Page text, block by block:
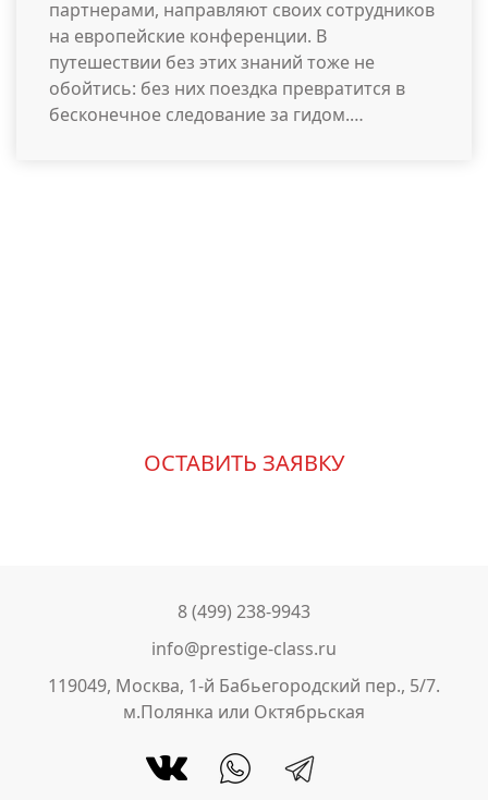
партнерами, направляют своих сотрудников
на европейские конференции. В
путешествии без этих знаний тоже не
обойтись: без них поездка превратится в
бесконечное следование за гидом.…
ОСТАВИТЬ ЗАЯВКУ
8 (499) 238-9943
info@prestige-class.ru
119049, Москва, 1-й Бабьегородский пер., 5/7.
м.Полянка или Октябрьская